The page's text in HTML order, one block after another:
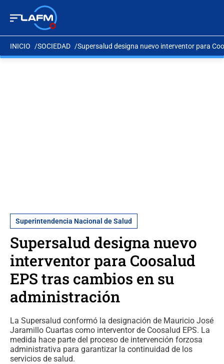
INICIO SOCIEDAD Supersalud designa nuevo interventor para
Superintendencia Nacional de Salud
Supersalud designa nuevo
interventor para Coosalud
EPS tras cambios en su
administración
La Supersalud conformó la designación de Mauricio José
Jaramillo Cuartas como interventor de Coosalud EPS. La
medida hace parte del proceso de intervención forzosa
administrativa para garantizar la continuidad de los
servicios de salud.